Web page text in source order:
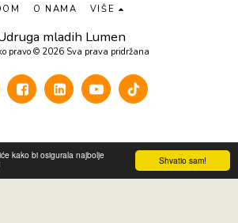
Shvatio sam!
kako bi osigurala najbolje
mladih Lumen
pravo © 2026 Sva prava pridržana
O NAMA VIŠE